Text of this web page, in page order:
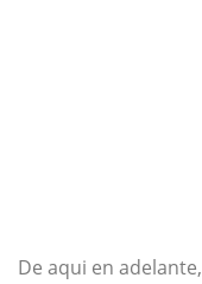
De aqui en adelante,